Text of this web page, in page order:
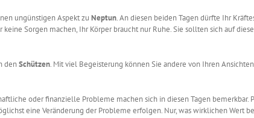
ungünstigen Aspekt zu Neptun. An diesen beiden Tagen dürfte Ihr
Sorgen machen, Ihr Körper braucht nur Ruhe. Sie sollten sich auf
denSchützen. Mit viel Begeisterung können Sie andere von Ihren
oder finanzielle Probleme machen sich in diesen Tagen
eine Veränderung der Probleme erfolgen. Nur, was wirklichen Wert